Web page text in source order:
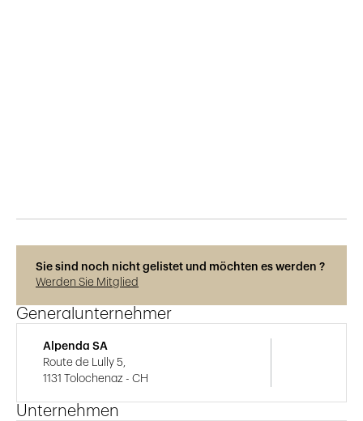
Sie sind noch nicht gelistet und möchten es werden ?
Werden Sie Mitglied
Generalunternehmer
Alpenda SA
Route de Lully 5,
1131 Tolochenaz - CH
Unternehmen